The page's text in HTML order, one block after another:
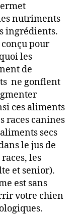
nutriments
ingrédients.
pour
les
de
ne gonflent
ces aliments
races canines
secs
le jus de
les
et senior).
est sans
votre chien